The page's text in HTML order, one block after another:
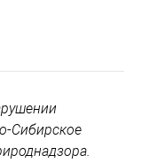
Сибирское